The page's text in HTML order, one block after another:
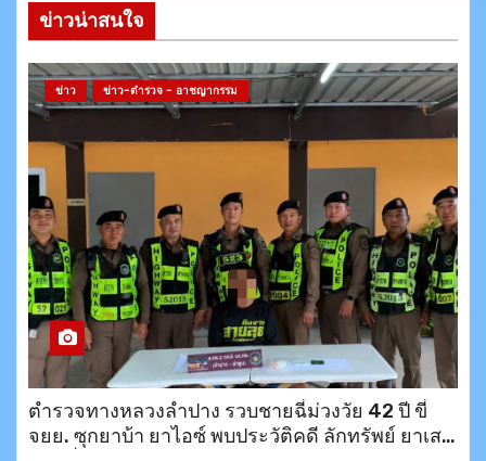
ข่าวน่าสนใจ
ข่าว ข่าว-ตำรวจ - อาชญากรรม
ตำรวจทางหลวงลำปาง รวบชายฉี่ม่วงวัย 42 ปี ขี่
จยย. ซุกยาบ้า ยาไอซ์ พบประวัติคดี ลักทรัพย์ ยาเสพ